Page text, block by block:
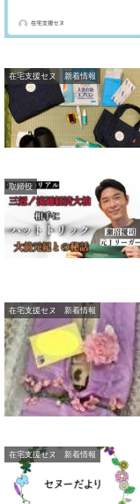
在宅支援セヌ 新着情報
取締役
在宅支援セヌ 新着情報
在宅支援セヌ 新着情報